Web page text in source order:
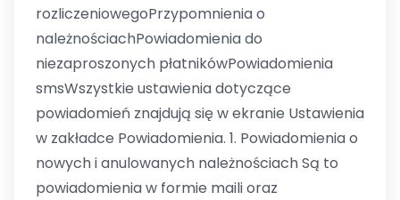
rozliczeniowegoPrzypomnienia o
należnościachPowiadomienia do
niezaproszonych płatnikówPowiadomienia
smsWszystkie ustawienia dotyczące
powiadomień znajdują się w ekranie Ustawienia
w zakładce Powiadomienia. 1. Powiadomienia o
nowych i anulowanych należnościach Są to
powiadomienia w formie maili oraz